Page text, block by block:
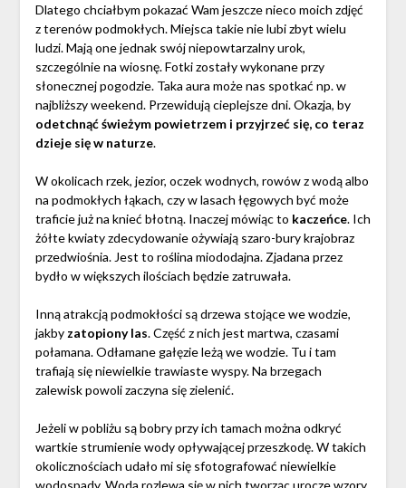
Dlatego chciałbym pokazać Wam jeszcze nieco moich zdjęć
z terenów podmokłych. Miejsca takie nie lubi zbyt wielu
ludzi. Mają one jednak swój niepowtarzalny urok,
szczególnie na wiosnę. Fotki zostały wykonane przy
słonecznej pogodzie. Taka aura może nas spotkać np. w
najbliższy weekend. Przewidują cieplejsze dni. Okazja, by
odetchnąć świeżym powietrzem i przyjrzeć się, co teraz
dzieje się w naturze.
W okolicach rzek, jezior, oczek wodnych, rowów z wodą albo
na podmokłych łąkach, czy w lasach łęgowych być może
traficie już na knieć błotną. Inaczej mówiąc to kaczeńce. Ich
żółte kwiaty zdecydowanie ożywiają szaro-bury krajobraz
przedwiośnia. Jest to roślina miododajna. Zjadana przez
bydło w większych ilościach będzie zatruwała.
Inną atrakcją podmokłości są drzewa stojące we wodzie,
jakby zatopiony las. Część z nich jest martwa, czasami
połamana. Odłamane gałęzie leżą we wodzie. Tu i tam
trafiają się niewielkie trawiaste wyspy. Na brzegach
zalewisk powoli zaczyna się zielenić.
Jeżeli w pobliżu są bobry przy ich tamach można odkryć
wartkie strumienie wody opływającej przeszkodę. W takich
okolicznościach udało mi się sfotografować niewielkie
wodospady. Woda rozlewa się w nich tworząc urocze wzory.